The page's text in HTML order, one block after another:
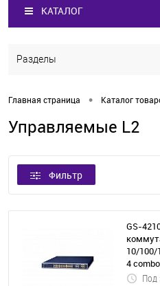
КАТАЛОГ
Разделы
Главная страница • Каталог
Управляемые L2
Фильтр
GS-
10/100/
4
с
Под